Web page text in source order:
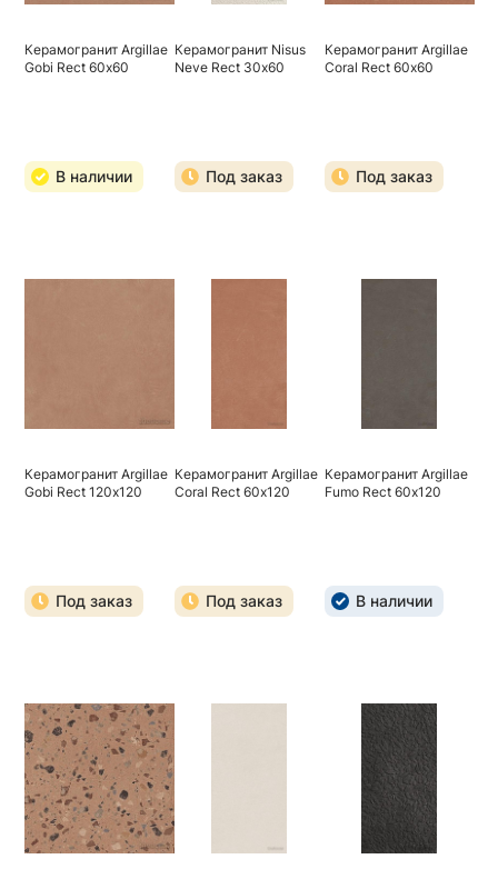
Керамогранит Argillae
Gobi Rect 60х60
В наличии
Керамогранит Nisus
Neve Rect 30х60
Под заказ
Керамогранит Argillae
Coral Rect 60х60
Под заказ
Керамогранит Argillae
Gobi Rect 120х120
Под заказ
Керамогранит Argillae
Coral Rect 60х120
Под заказ
Керамогранит Argillae
Fumo Rect 60х120
В наличии